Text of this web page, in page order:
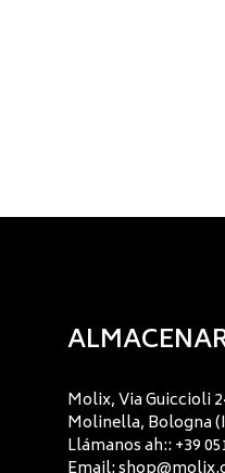
Molix, Via Guiccioli
Molinella, Bologna
Llámanos ah:: +39